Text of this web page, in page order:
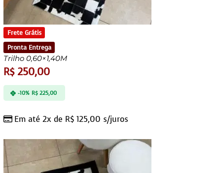
Frete Grátis
Pronta Entrega
Trilho 0,60×1,40M
R$250,00
Em até 2x de R$ 125,00 s/juros
-10% R$225,00